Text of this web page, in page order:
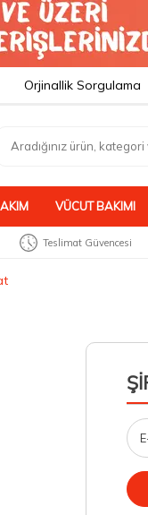
Orjinallik Sorgulama
VÜCUT BAKIMI
Teslimat Güvencesi